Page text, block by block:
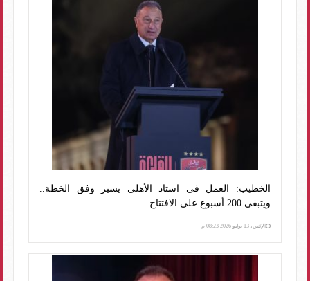
الخطيب: العمل فى استاد الأهلى يسير وفق الخطة..
ويتبقى 200 أسبوع على الافتتاح
الإثنين، 13 يوليو 2026 08:23 م